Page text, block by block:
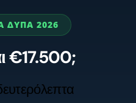
2026
€17.500;